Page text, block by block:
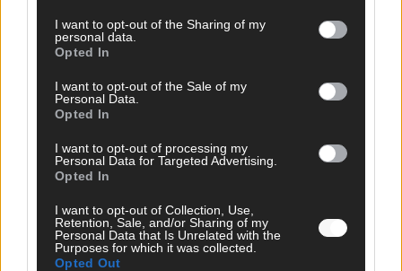
I want to opt-out of the Sharing of my
personal data.
Opted In
I want to opt-out of the Sale of my
Personal Data.
Opted In
I want to opt-out of processing my
Personal Data for Targeted Advertising.
Opted In
I want to opt-out of Collection, Use,
Retention, Sale, and/or Sharing of my
Personal Data that Is Unrelated with the
Purposes for which it was collected.
Opted Out
SCHNELL ZUM RESSORT
Nachrichten
Ratgeber
Wissen
Kommentar
Streams & Storys
Eurovision